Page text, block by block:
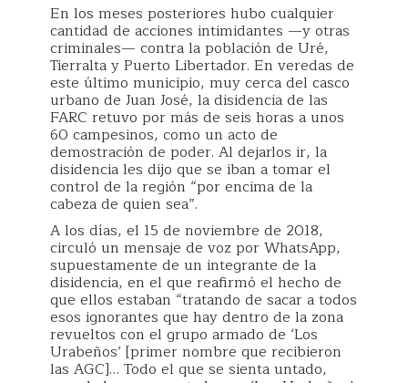
En los meses posteriores hubo cualquier
cantidad de acciones intimidantes —y otras
criminales— contra la población de Uré,
Tierralta y Puerto Libertador. En veredas de
este último municipio, muy cerca del casco
urbano de Juan José, la disidencia de las
FARC retuvo por más de seis horas a unos
60 campesinos, como un acto de
demostración de poder. Al dejarlos ir, la
disidencia les dijo que se iban a tomar el
control de la región “por encima de la
cabeza de quien sea”.
A los días, el 15 de noviembre de 2018,
circuló un mensaje de voz por WhatsApp,
supuestamente de un integrante de la
disidencia, en el que reafirmó el hecho de
que ellos estaban “tratando de sacar a todos
esos ignorantes que hay dentro de la zona
revueltos con el grupo armado de ‘Los
Urabeños’ [primer nombre que recibieron
las AGC]… Todo el que se sienta untado,